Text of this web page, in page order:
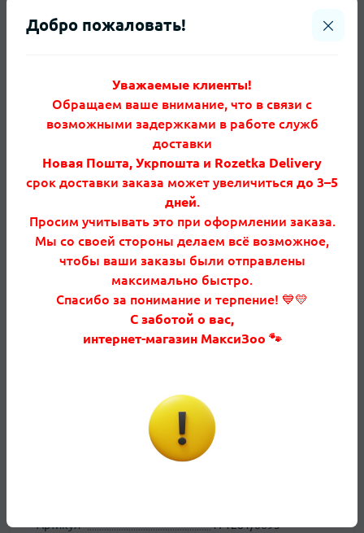
животного белка. Беззерновая рецептура.
кишечника. Сбалансированные жирные кислоты
для кожи и шерсти.
Подходит для кошек с чувствительным ЖКТ и
привередливым аппетитом. Удобно купить корм
онлайн. Большая упаковка 7 кг для экономичного
использования. Подходит для регулярного
кормления.
Состав
Индейка (свежее и дегидратированное мясо),
лосось, горох, нут, животные жиры, лососевое
Характеристики
Артикул 171281/0693
Добро пожаловать!
Уважаемые клиенты!
Обращаем ваше внимание, что в связи с
возможными задержками в работе служб
доставки
Новая Пошта, Укрпошта и Rozetka Delivery
срок доставки заказа может увеличиться до 3–5
дней.
Просим учитывать это при оформлении заказа.
Мы со своей стороны делаем всё возможное,
чтобы ваши заказы были отправлены
максимально быстро.
Спасибо за понимание и терпение! 💙💛
С заботой о вас,
интернет-магазин МаксиЗоо 🐾